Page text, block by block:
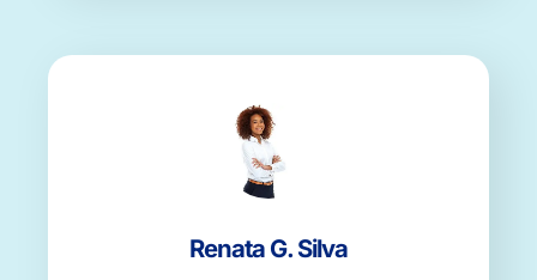
Renata G. Silva